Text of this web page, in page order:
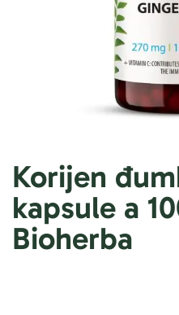
Korijen
kapsule a
Bioherba